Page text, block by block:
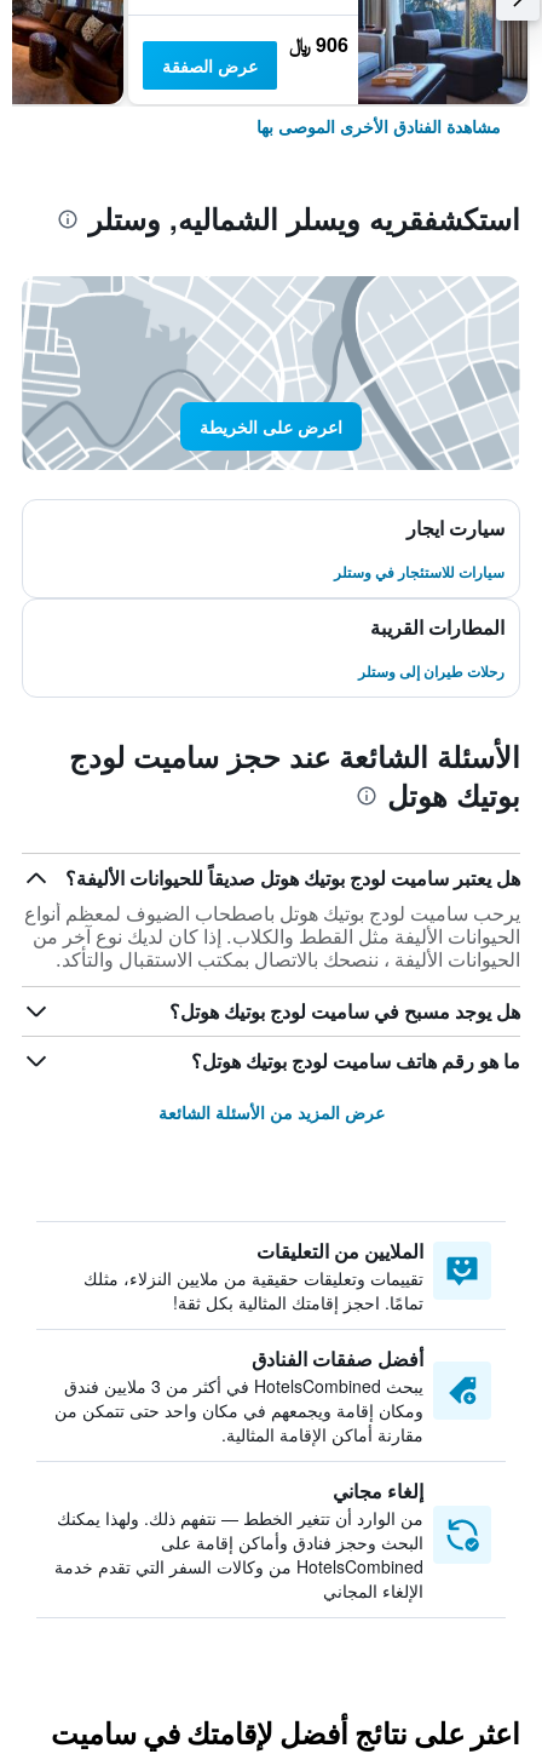
906 ﷼
عرض الصفقة
مشاهدة الفنادق الأخرى الموصى بها
استكشفقريه ويسلر الشماليه, وستلر
اعرض على الخريطة
سيارت ايجار
سيارات للاستئجار في وستلر
المطارات القريبة
رحلات طيران إلى وستلر
الأسئلة الشائعة عند حجز ساميت لودج
بوتيك هوتل
هل يعتبر ساميت لودج بوتيك هوتل صديقاً للحيوانات الأليفة؟
يرحب ساميت لودج بوتيك هوتل باصطحاب الضيوف لمعظم أنواع
الحيوانات الأليفة مثل القطط والكلاب. إذا كان لديك نوع آخر من
الحيوانات الأليفة ، ننصحك بالاتصال بمكتب الاستقبال والتأكد.
هل يوجد مسبح في ساميت لودج بوتيك هوتل؟
ما هو رقم هاتف ساميت لودج بوتيك هوتل؟
عرض المزيد من الأسئلة الشائعة
الملايين من التعليقات
تقييمات وتعليقات حقيقية من ملايين النزلاء، مثلك
تمامًا. احجز إقامتك المثالية بكل ثقة!
أفضل صفقات الفنادق
يبحث HotelsCombined في أكثر من 3 ملايين فندق
ومكان إقامة ويجمعهم في مكان واحد حتى تتمكن من
مقارنة أماكن الإقامة المثالية.
إلغاء مجاني
من الوارد أن تتغير الخطط — نتفهم ذلك. ولهذا يمكنك
البحث وحجز فنادق وأماكن إقامة على
HotelsCombined من وكالات السفر التي تقدم خدمة
الإلغاء المجاني
اعثر على نتائج أفضل لإقامتك في ساميت